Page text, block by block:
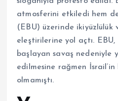
atmosferini etkiledi hem
(EBU) üzerinde
eleştirilerine yol açtı. EBU,
başlayan savaş nedeniyle
edilmesine rağmen İsrail’in
olmamıştı.